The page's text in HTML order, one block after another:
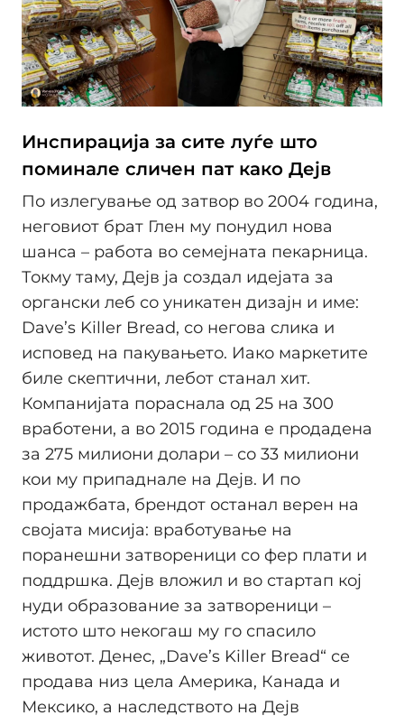
Инспирација за сите луѓе што
поминале сличен пат како Дејв
По излегување од затвор во 2004 година,
неговиот брат Глен му понудил нова
шанса – работа во семејната пекарница.
Токму таму, Дејв ја создал идејата за
органски леб со уникатен дизајн и име:
Dave’s Killer Bread, со негова слика и
исповед на пакувањето. Иако маркетите
биле скептични, лебот станал хит.
Компанијата пораснала од 25 на 300
вработени, а во 2015 година е продадена
за 275 милиони долари – со 33 милиони
кои му припаднале на Дејв. И по
продажбата, брендот останал верен на
својата мисија: вработување на
поранешни затвореници со фер плати и
поддршка. Дејв вложил и во стартап кој
нуди образование за затвореници –
истото што некогаш му го спасило
животот. Денес, „Dave’s Killer Bread“ се
продава низ цела Америка, Канада и
Мексико, а наследството на Дејв